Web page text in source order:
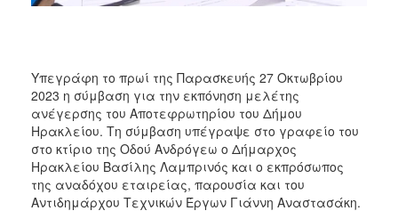
Υπεγράφη το πρωί της Παρασκευής 27 Οκτωβρίου
2023 η σύμβαση για την εκπόνηση μελέτης
ανέγερσης του Αποτεφρωτηρίου του Δήμου
Ηρακλείου. Τη σύμβαση υπέγραψε στο γραφείο του
στο κτίριο της Οδού Ανδρόγεω ο Δήμαρχος
Ηρακλείου Βασίλης Λαμπρινός και ο εκπρόσωπος
της αναδόχου εταιρείας, παρουσία και του
Αντιδημάρχου Τεχνικών Έργων Γιάννη Αναστασάκη.